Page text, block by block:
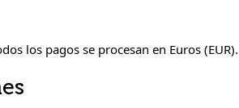
los pagos se procesan en Euros (EUR).